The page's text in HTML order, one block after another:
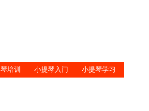
培训 小提琴入门 小提琴学习